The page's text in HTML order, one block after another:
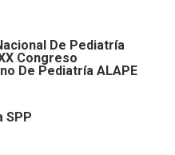
De Pediatría
Congreso
De Pediatría ALAPE
SPP